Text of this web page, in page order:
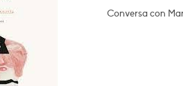
Conversa con